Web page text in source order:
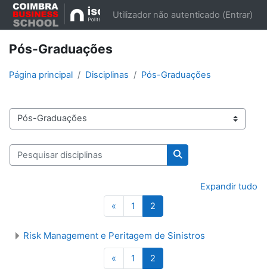
Ir para o conteúdo principal
Utilizador não autenticado (Entrar)
Pós-Graduações
Página principal Disciplinas Pós-Graduações
Categorias de disciplinas
Pesquisar disciplinas
Pesquisar disciplinas
Expandir tudo
« Página anterior
1 Página 1
2
Risk Management e Peritagem de Sinistros
« Página anterior
1 Página 1
2